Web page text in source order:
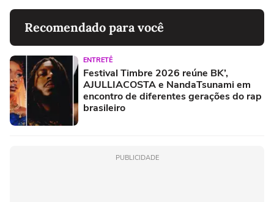
Recomendado para você
ENTRETÊ
Festival Timbre 2026 reúne BK’,
AJULLIACOSTA e NandaTsunami em
encontro de diferentes gerações do rap
brasileiro
PUBLICIDADE